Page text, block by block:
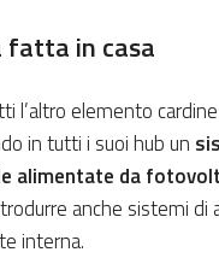
fatta in casa
l’altro elemento
in tutti i suoi hub un
alimentate da
anche sistemi di
interna.